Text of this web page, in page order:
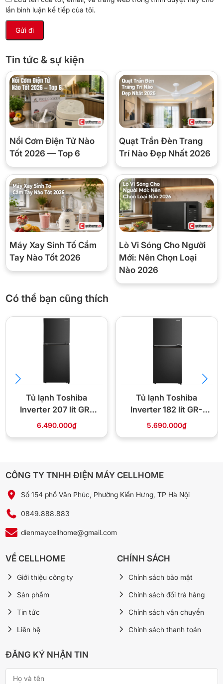
Kết quả thử nghiệm Blue Ag+ có thể diệt được khuẩn E.coli và
khuẩn tụ cầu vàng Staphylococcus aureus.
Giấy chứng nhận công nghệ Blue Ag+ có khả năng diệt khuẩn
* Südsachsen Wasser GmbH (SWG) là một Tập đoàn đa dịch vụ
phân tích mẫu nước, phân tích chất thải và phân tích môi trường,
lần bình luận kế tiếp của tôi.
Tin tức & sự kiện
Nồi Cơm Điện Tử Nào
Tốt 2026 — Top 6
Quạt Trần Đèn Trang
Trí Nào Đẹp Nhất 2026
Máy Xay Sinh Tố Cầm
Tay Nào Tốt 2026
Lò Vi Sóng Cho Người
Mới: Nên Chọn Loại
Nào 2026
Có thể bạn cũng thích
Tủ lạnh Toshiba
Inverter 207 lít GR-
RT268WE-PMV(68)
6.490.000₫
Tủ lạnh Toshiba
Inverter 182 lít GR-
RT236WE PMV(68)
5.690.000₫
CÔNG TY TNHH ĐIỆN MÁY CELLHOME
Số 154 phố Văn Phúc, Phường Kiến Hưng, TP Hà Nội
0849.888.883
dienmaycellhome@gmail.com
VỀ CELLHOME
Giới thiệu công ty
Sản phẩm
Tin tức
Liên hệ
CHÍNH SÁCH
Chính sách bảo mật
Chính sách đổi trả hàng
Chính sách vận chuyển
Chính sách thanh toán
ĐĂNG KÝ NHẬN TIN